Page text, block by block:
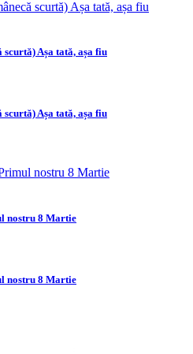
scurtă) Așa tată, așa fiu
scurtă) Așa tată, așa fiu
nostru 8 Martie
nostru 8 Martie